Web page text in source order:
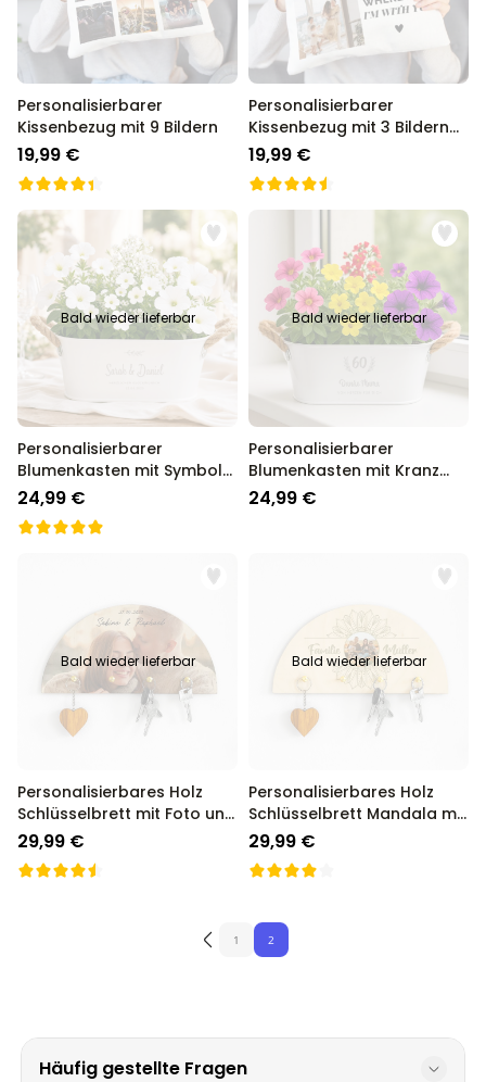
Personalisierbarer
Kissenbezug mit 9 Bildern
19,99 €
Personalisierbarer
Kissenbezug mit 3 Bildern
und Text
19,99 €
Bald wieder lieferbar
Personalisierbarer
Blumenkasten mit Symbol
und Text
24,99 €
Bald wieder lieferbar
Personalisierbarer
Blumenkasten mit Kranz
und Text
24,99 €
Bald wieder lieferbar
Personalisierbares Holz
Schlüsselbrett mit Foto und
Text
29,99 €
Bald wieder lieferbar
Personalisierbares Holz
Schlüsselbrett Mandala mit
Foto und Text
29,99 €
1 2
Häufig gestellte Fragen